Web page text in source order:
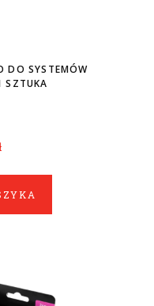
DO SYSTEMÓW
SZTUKA